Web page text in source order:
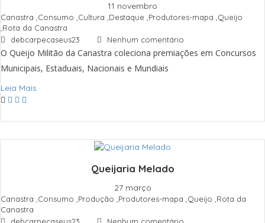
11 novembro
Canastra ,Consumo ,Cultura ,Destaque ,Produtores-mapa ,Queijo
,Rota da Canastra
debcarpecaseus23
Nenhum comentário
O Queijo Militão da Canastra coleciona premiações em Concursos
Municipais, Estaduais, Nacionais e Mundiais
Leia Mais
Queijaria Melado
27 março
Canastra Consumo Produção Produtores-mapa Queijo Rota da
Canastra